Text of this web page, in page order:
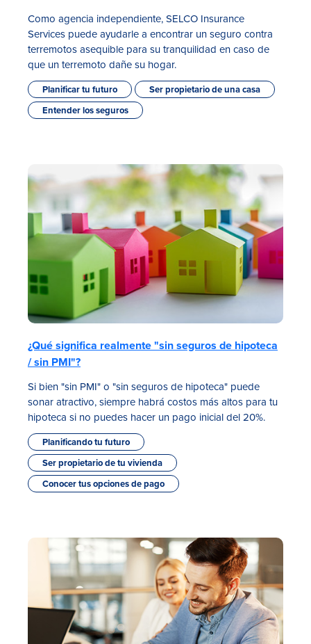
Como agencia independiente, SELCO Insurance
Services puede ayudarle a encontrar un seguro contra
terremotos asequible para su tranquilidad en caso de
que un terremoto dañe su hogar.
Planificar tu futuro
Ser propietario de una casa
Entender los seguros
¿Qué significa realmente "sin seguros de hipoteca
/ sin PMI"?
Si bien "sin PMI" o "sin seguros de hipoteca" puede
sonar atractivo, siempre habrá costos más altos para tu
hipoteca si no puedes hacer un pago inicial del 20%.
Planificando tu futuro
Ser propietario de tu vivienda
Conocer tus opciones de pago